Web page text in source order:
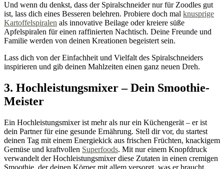
Und wenn du denkst, dass der Spiralschneider nur für Zoodles gut
ist, lass dich eines Besseren belehren. Probiere doch mal knusprige
Kartoffelspiralen als innovative Beilage oder kreiere süße
Apfelspiralen für einen raffinierten Nachtisch. Deine Freunde und
Familie werden von deinen Kreationen begeistert sein.
Lass dich von der Einfachheit und Vielfalt des Spiralschneiders
inspirieren und gib deinen Mahlzeiten einen ganz neuen Dreh.
3. Hochleistungsmixer – Dein Smoothie-
Meister
Ein Hochleistungsmixer ist mehr als nur ein Küchengerät – er ist
dein Partner für eine gesunde Ernährung. Stell dir vor, du startest
deinen Tag mit einem Energiekick aus frischen Früchten, knackigem
Gemüse und kraftvollen Superfoods. Mit nur einem Knopfdruck
verwandelt der Hochleistungsmixer diese Zutaten in einen cremigen